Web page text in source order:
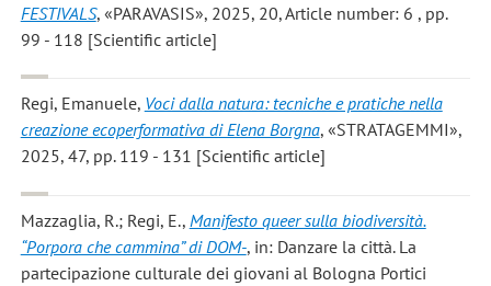
FESTIVALS, «PARAVASIS», 2025, 20, Article number: 6 , pp.
99 - 118 [Scientific article]
Regi, Emanuele, Voci dalla natura: tecniche e pratiche nella
creazione ecoperformativa di Elena Borgna, «STRATAGEMMI»,
2025, 47, pp. 119 - 131 [Scientific article]
Mazzaglia, R.; Regi, E., Manifesto queer sulla biodiversità.
“Porpora che cammina” di DOM-, in: Danzare la città. La
partecipazione culturale dei giovani al Bologna Portici